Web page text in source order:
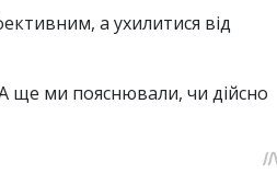
а ухилитися від
ще ми пояснювали, чи дійсно